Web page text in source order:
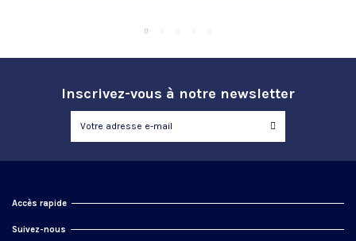
Inscrivez-vous à notre newsletter
Accès rapide
Suivez-nous